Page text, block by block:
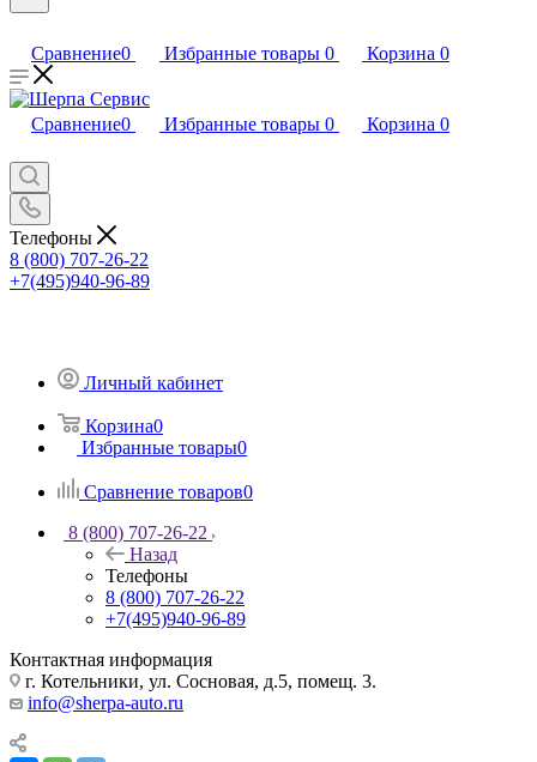
Сравнение0 Избранные товары 0 Корзина 0
Сравнение0 Избранные товары 0 Корзина 0
Телефоны
8 (800) 707-26-22
+7(495)940-96-89
Личный кабинет
Корзина0
Избранные товары0
Сравнение товаров0
8 (800) 707-26-22
Назад
Телефоны
8 (800) 707-26-22
+7(495)940-96-89
Контактная информация
г. Котельники, ул. Сосновая, д.5, помещ. 3.
info@sherpa-auto.ru